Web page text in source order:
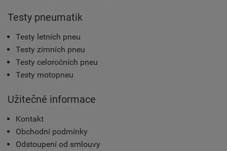
Testy pneumatik
Testy letních pneu
Testy zimních pneu
Testy celoročních pneu
Testy motopneu
Užitečné informace
Kontakt
Obchodní podmínky
Odstoupení od smlouvy